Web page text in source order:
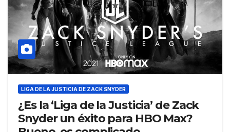
LIGA DE LA JUSTICIA DE ZACK SNYDER
¿Es la ‘Liga de la Justicia’ de Zack
Snyder un éxito para HBO Max?